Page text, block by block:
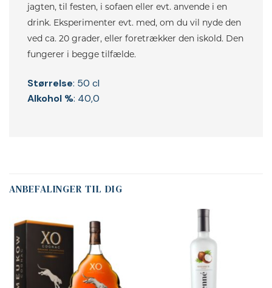
jagten, til festen, i sofaen eller evt. anvende i en
drink. Eksperimenter evt. med, om du vil nyde den
ved ca. 20 grader, eller foretrækker den iskold. Den
fungerer i begge tilfælde.
Størrelse: 50 cl
Alkohol %: 40,0
ANBEFALINGER TIL DIG